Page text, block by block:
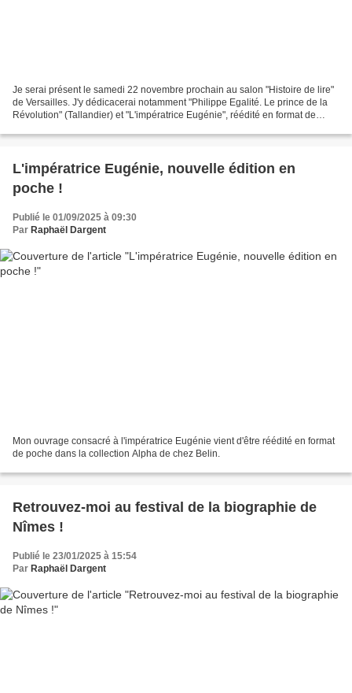
Je serai présent le samedi 22 novembre prochain au salon "Histoire de lire"
de Versailles. J'y dédicacerai notamment "Philippe Egalité. Le prince de la
Révolution" (Tallandier) et "L'impératrice Eugénie", réédité en format de
L'impératrice Eugénie, nouvelle édition en
poche !
Publié le 01/09/2025 à 09:30
Par Raphaël Dargent
Mon ouvrage consacré à l'impératrice Eugénie vient d'être réédité en format
de poche dans la collection Alpha de chez Belin.
Retrouvez-moi au festival de la biographie de
Nîmes !
Publié le 23/01/2025 à 15:54
Par Raphaël Dargent